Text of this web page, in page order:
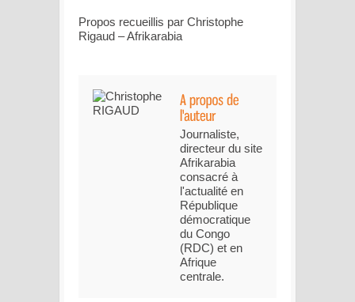
Propos recueillis par Christophe
Rigaud – Afrikarabia
Journaliste,
directeur du site
Afrikarabia
consacré à
l'actualité en
République
démocratique
du Congo
(RDC) et en
Afrique
centrale.